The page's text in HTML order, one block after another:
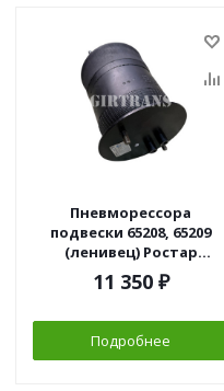
Пневморессора
подвески 65208, 65209
(ленивец) Ростар
655293400258
11 350₽
Подробнее